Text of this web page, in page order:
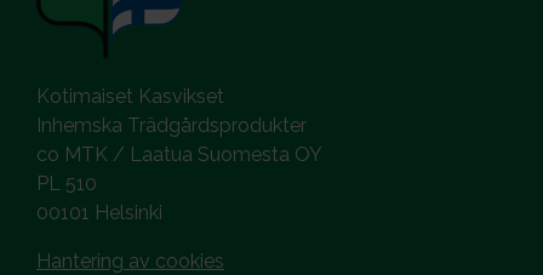
Kotimaiset Kasvikset
Inhemska Trädgårdsprodukter
co MTK / Laatua Suomesta OY
PL 510
00101 Helsinki
Hantering av cookies